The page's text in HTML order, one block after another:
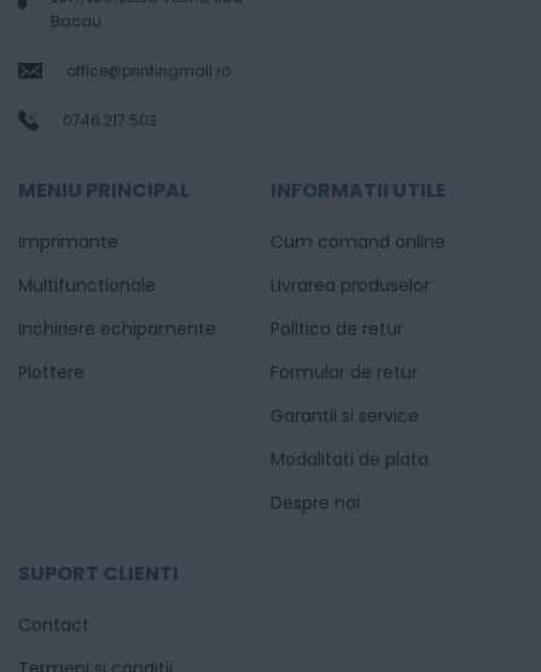
Bacau
office@printingmall.ro
0746.217.503
MENIU PRINCIPAL
Imprimante
Multifunctionale
Inchiriere echipamente
Plottere
INFORMATII UTILE
Cum comand online
Livrarea produselor
Politica de retur
Formular de retur
Garantii si service
Modalitati de plata
Despre noi
SUPORT CLIENTI
Contact